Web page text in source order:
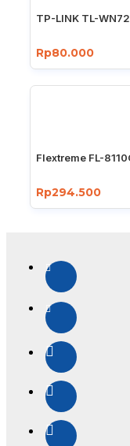
TP-LINK TL-
Rp80.000
Flextreme FL-
Rp294.500